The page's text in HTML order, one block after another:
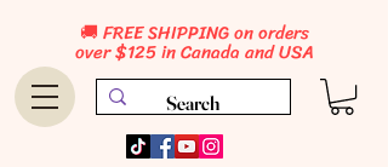
🚚 FREE SHIPPING on orders
over $125 in Canada and USA